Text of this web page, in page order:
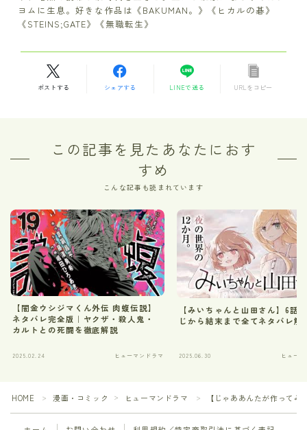
ヨムに生息。好きな作品は《BAKUMAN。》《ヒカルの碁》
《STEINS;GATE》《無職転生》
ポストする シェアする LINEで送る URLをコピー
この記事を見たあなたにおす
すめ
こんな記事も読まれています
【闇金ウシジマくん外伝 肉蝮伝説】
ネタバレ完全版｜ヤクザ・殺人鬼・
カルトとの死闘を徹底解説
2025.02.24 ヒューマンドラマ
【みいちゃんと山田さん】6話
じから結末まで全てネタバレ解
2025.06.30 ヒュー
HOME ＞ 漫画・コミック ＞ ヒューマンドラマ ＞ 【じゃああんたが作って